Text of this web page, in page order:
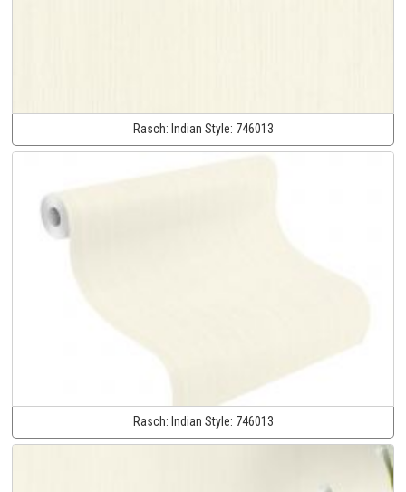
Rasch: Indian Style: 746013
Rasch: Indian Style: 746013